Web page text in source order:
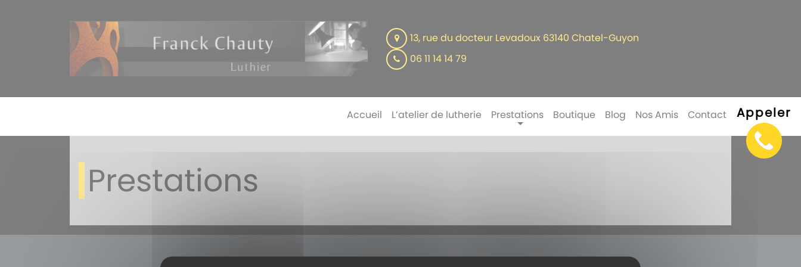
Appeler
13, rue du docteur Levadoux 63140 Chatel-Guyon
06 11 14 14 79
Accueil L’atelier de lutherie Prestations Boutique Blog Nos Amis Contact
Prestations